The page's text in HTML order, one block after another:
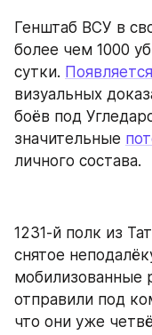
Генштаб ВСУ в
более чем 1000
сутки. Появляется
визуальных
боёв под
значительные
личного состава.
1231-й полк из
снятое
мобилизованные
отправили под
что они уже